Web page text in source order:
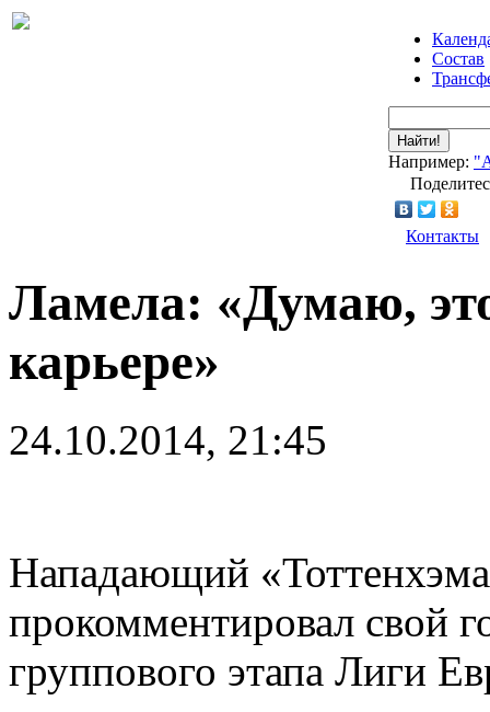
Состав
Найти!
Например:
Контакты
Ламела: «Думаю,
карьере»
24.10.2014, 21:45
Нападающий
прокомментировал свой
группового этапа Лиги